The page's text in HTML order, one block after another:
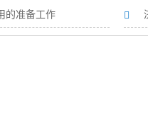
的准备工作